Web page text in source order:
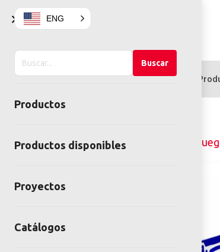
Productos
Home Juegos infantiles
×
Buscar
en
Buscar
Productos
Productos disponibles
Proyectos
Catálogos
ENG